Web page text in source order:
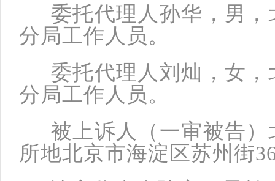
委托代理人孙华，男，
分局工作人员。
委托代理人刘灿，女，
分局工作人员。
被上诉人（一审被告）
所地北京市海淀区苏州街